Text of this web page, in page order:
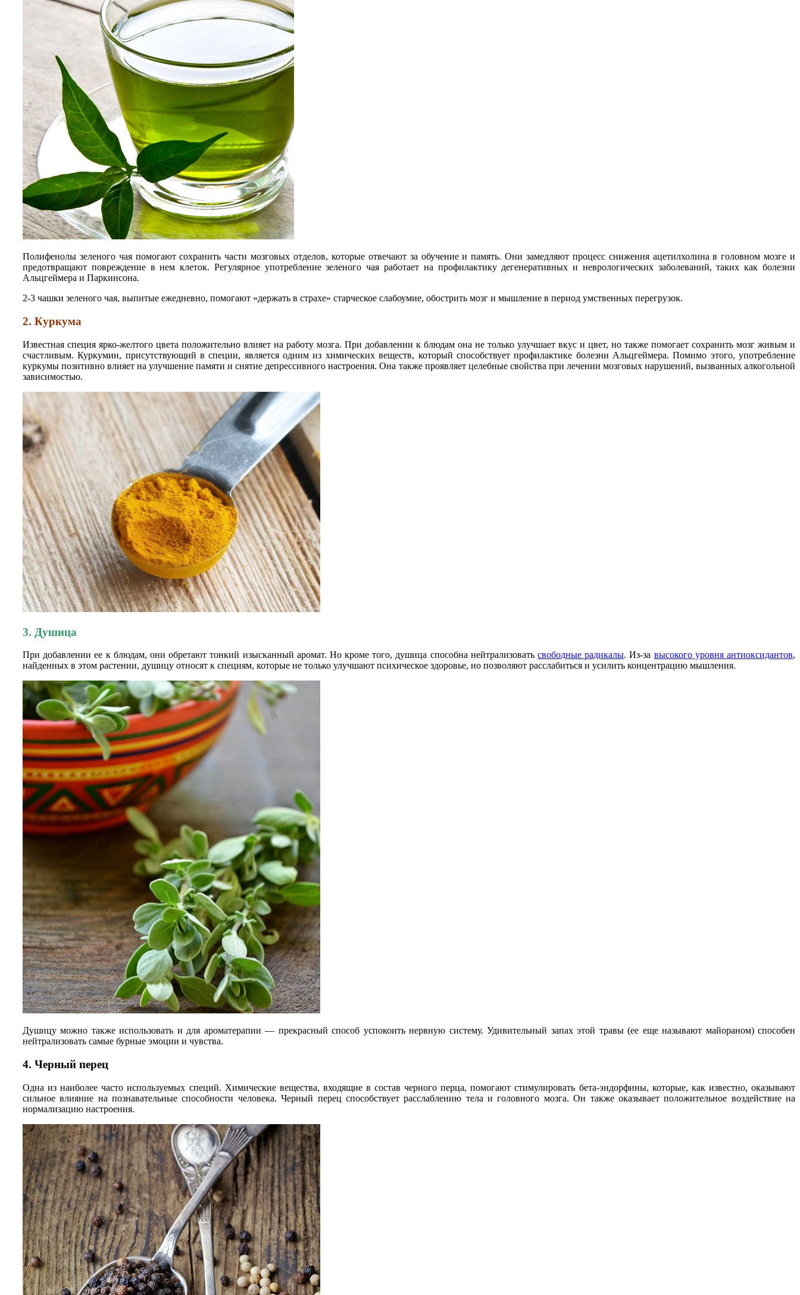
Полифенолы зеленого чая помогают сохранить части мозговых отделов, которые отвечают за обучение и память. Они замедляют процесс снижения ацетилхолина в головном мозге и
предотвращают повреждение в нем клеток. Регулярное употребление зеленого чая работает на профилактику дегенеративных и неврологических заболеваний, таких как болезни
Альцгеймера и Паркинсона.
2-3 чашки зеленого чая, выпитые ежедневно, помогают «держать в страхе» старческое слабоумие, обострить мозг и мышление в период умственных перегрузок.
2. Куркума
Известная специя ярко-желтого цвета положительно влияет на работу мозга. При добавлении к блюдам она не только улучшает вкус и цвет, но также помогает сохранить мозг живым и
счастливым. Куркумин, присутствующий в специи, является одним из химических веществ, который способствует профилактике болезни Альцгеймера. Помимо этого, употребление
куркумы позитивно влияет на улучшение памяти и снятие депрессивного настроения. Она также проявляет целебные свойства при лечении мозговых нарушений, вызванных алкогольной
зависимостью.
3. Душица
При добавлении ее к блюдам, они обретают тонкий изысканный аромат. Но кроме того, душица способна нейтрализоватьсвободные радикалы. Из-за высокого уровня антиоксидантов,
найденных в этом растении, душицу относят к специям, которые не только улучшают психическое здоровье, но позволяют расслабиться и усилить концентрацию мышления.
Душицу можно также использовать и для ароматерапии — прекрасный способ успокоить нервную систему. Удивительный запах этой травы (ее еще называют майораном) способен
нейтрализовать самые бурные эмоции и чувства.
4. Черный перец
Одна из наиболее часто используемых специй. Химические вещества, входящие в состав черного перца, помогают стимулировать бета-эндорфины, которые, как известно, оказывают
сильное влияние на познавательные способности человека. Черный перец способствует расслаблению тела и головного мозга. Он также оказывает положительное воздействие на
нормализацию настроения.